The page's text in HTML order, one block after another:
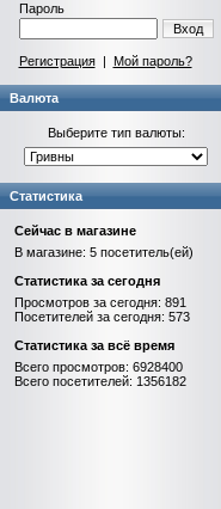
Пароль
Вход
Регистрация| Мой пароль?
Валюта
Выберите тип валюты:
Статистика
Сейчас в магазине
В магазине: 5 посетитель(ей)
Статистика за сегодня
Просмотров за сегодня: 891
Посетителей за сегодня: 573
Статистика за всё время
Всего просмотров: 6928400
Всего посетителей: 1356182